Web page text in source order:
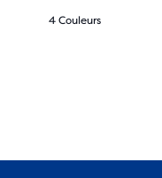
4 Couleurs